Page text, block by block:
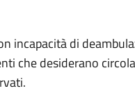
incapacità di
che desiderano